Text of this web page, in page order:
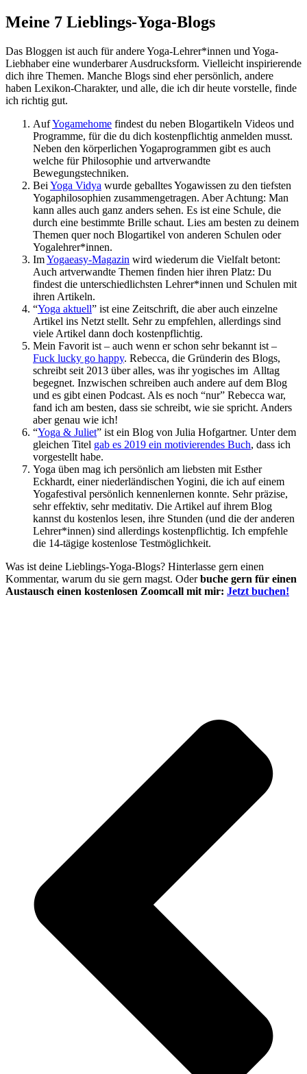
Meine 7 Lieblings-Yoga-Blogs
Das Bloggen ist auch für andere Yoga-Lehrer*innen und Yoga-
Liebhaber eine wunderbarer Ausdrucksform. Vielleicht inspirierende
dich ihre Themen. Manche Blogs sind eher persönlich, andere
haben Lexikon-Charakter, und alle, die ich dir heute vorstelle, finde
ich richtig gut.
AufYogamehome findest du neben Blogartikeln Videos und
Programme, für die du dich kostenpflichtig anmelden musst.
Neben den körperlichen Yogaprogrammen gibt es auch
welche für Philosophie und artverwandte
Bewegungstechniken.
Bei Yoga Vidya wurde geballtes Yogawissen zu den tiefsten
Yogaphilosophien zusammengetragen. Aber Achtung: Man
kann alles auch ganz anders sehen. Es ist eine Schule, die
durch eine bestimmte Brille schaut. Lies am besten zu deinem
Themen quer noch Blogartikel von anderen Schulen oder
Yogalehrer*innen.
ImYogaeasy-Magazin wird wiederum die Vielfalt betont:
Auch artverwandte Themen finden hier ihren Platz: Du
findest die unterschiedlichsten Lehrer*innen und Schulen mit
ihren Artikeln.
“Yoga aktuell” ist eine Zeitschrift, die aber auch einzelne
Artikel ins Netzt stellt. Sehr zu empfehlen, allerdings sind
viele Artikel dann doch kostenpflichtig.
Mein Favorit ist – auch wenn er schon sehr bekannt ist –
Fuck lucky go happy. Rebecca, die Gründerin des Blogs,
schreibt seit 2013 über alles, was ihr yogisches im Alltag
begegnet. Inzwischen schreiben auch andere auf dem Blog
und es gibt einen Podcast. Als es noch “nur” Rebecca war,
fand ich am besten, dass sie schreibt, wie sie spricht. Anders
aber genau wie ich!
“Yoga & Juliet” ist ein Blog von Julia Hofgartner. Unter dem
gleichen Titel gab es 2019 ein motivierendes Buch, dass ich
vorgestellt habe.
Yoga üben mag ich persönlich am liebsten mit Esther
Eckhardt, einer niederländischen Yogini, die ich auf einem
Yogafestival persönlich kennenlernen konnte. Sehr präzise,
sehr effektiv, sehr meditativ. Die Artikel auf ihrem Blog
kannst du kostenlos lesen, ihre Stunden (und die der anderen
Lehrer*innen) sind allerdings kostenpflichtig. Ich empfehle
die 14-tägige kostenlose Testmöglichkeit.
Was ist deine Lieblings-Yoga-Blogs? Hinterlasse gern einen
Kommentar, warum du sie gern magst. Oderbuche gern für einen
Austausch einen kostenlosen Zoomcall mit mir: Jetzt buchen!